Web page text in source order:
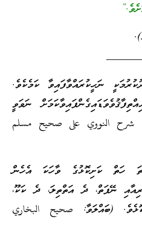
ނަހީކުރައްވާފައިވާ ކަމެކެވެ.
ނަވަވީ
النووي على صحيح مسلم
ހަތް ކަށިކޮޅުގެ ވާހަކަ އެހެން
ނޭފަތް، ދެ އަތްތިލަ، ދެ ކަކޫ،
(ބައްލަވާ: صحيح البخاري